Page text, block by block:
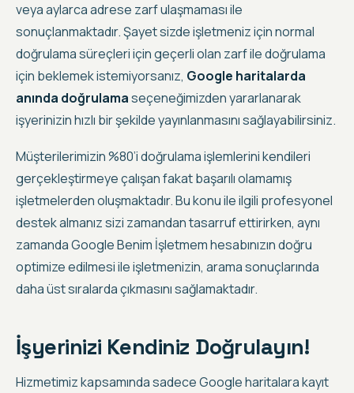
veya aylarca adrese zarf ulaşmaması ile
sonuçlanmaktadır. Şayet sizde işletmeniz için normal
doğrulama süreçleri için geçerli olan zarf ile doğrulama
için beklemek istemiyorsanız, Google haritalarda
anında doğrulamaseçeneğimizden yararlanarak
işyerinizin hızlı bir şekilde yayınlanmasını sağlayabilirsiniz.
Müşterilerimizin %80’i doğrulama işlemlerini kendileri
gerçekleştirmeye çalışan fakat başarılı olamamış
işletmelerden oluşmaktadır. Bu konu ile ilgili profesyonel
destek almanız sizi zamandan tasarruf ettirirken, aynı
zamanda Google Benim İşletmem hesabınızın doğru
optimize edilmesi ile işletmenizin, arama sonuçlarında
daha üst sıralarda çıkmasını sağlamaktadır.
İşyerinizi Kendiniz Doğrulayın!
Hizmetimiz kapsamında sadece Google haritalara kayıt